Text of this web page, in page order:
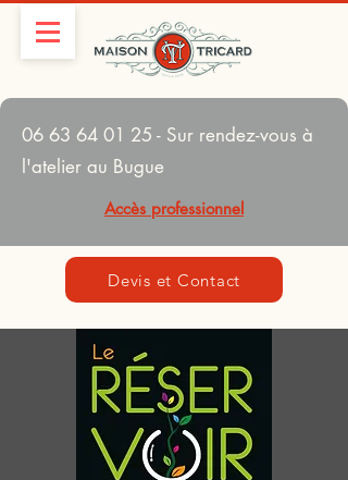
06 63 64 01 25 - Sur rendez-vous à
l'atelier au Bugue
Accès professionnel
Devis et Contact